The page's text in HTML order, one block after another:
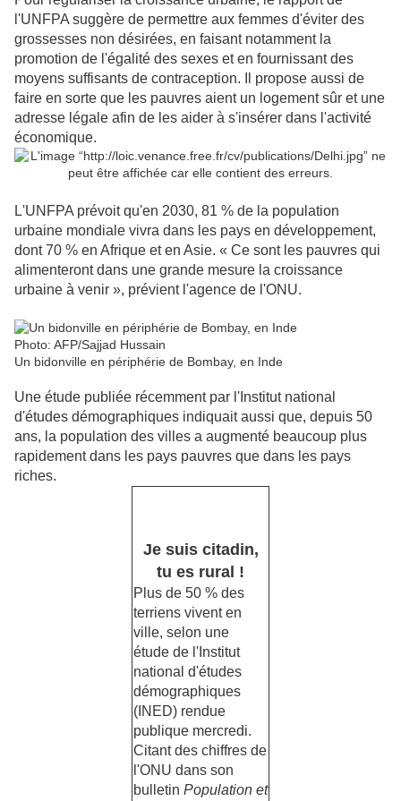
l'UNFPA suggère de permettre aux femmes d'éviter des
grossesses non désirées, en faisant notamment la
promotion de l'égalité des sexes et en fournissant des
moyens suffisants de contraception. Il propose aussi de
faire en sorte que les pauvres aient un logement sûr et une
adresse légale afin de les aider à s'insérer dans l'activité
économique.
L'UNFPA prévoit qu'en 2030, 81 % de la population
urbaine mondiale vivra dans les pays en développement,
dont 70 % en Afrique et en Asie. « Ce sont les pauvres qui
alimenteront dans une grande mesure la croissance
urbaine à venir », prévient l'agence de l'ONU.
Photo: AFP/Sajjad Hussain
Un bidonville en périphérie de Bombay, en Inde
Une étude publiée récemment par l'Institut national
d'études démographiques indiquait aussi que, depuis 50
ans, la population des villes a augmenté beaucoup plus
rapidement dans les pays pauvres que dans les pays
riches.
Je suis citadin,
tu es rural !
Plus de 50 % des
terriens vivent en
ville, selon une
étude de l'Institut
national d'études
démographiques
(INED) rendue
publique mercredi.
Citant des chiffres de
l'ONU dans son
bulletin Population et